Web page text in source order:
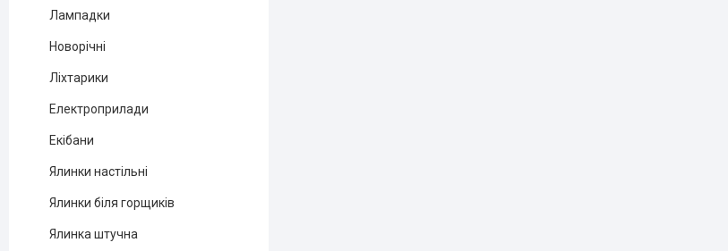
Лампадки
Новорічні
Ліхтарики
Електроприлади
Екібани
Ялинки настільні
Ялинки біля горщиків
Ялинка штучна